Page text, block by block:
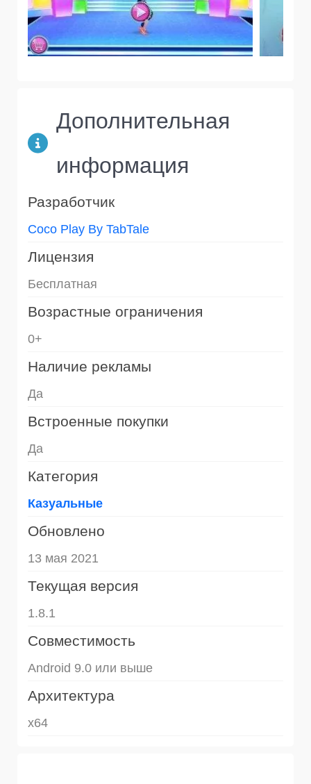
Дополнительная
информация
Разработчик
Coco Play By TabTale
Лицензия
Бесплатная
Возрастные ограничения
0+
Наличие рекламы
Да
Встроенные покупки
Да
Категория
Казуальные
Обновлено
13 мая 2021
Текущая версия
1.8.1
Совместимость
Android 9.0 или выше
Архитектура
x64